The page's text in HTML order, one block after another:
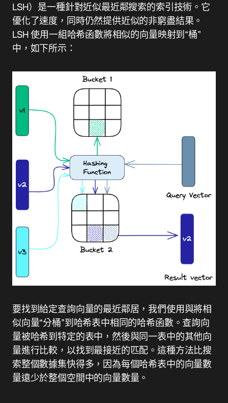
LSH）是一種針對近似最近鄰搜索的索引技術。它
優化了速度，同時仍然提供近似的非窮盡結果。
LSH 使用一組哈希函數將相似的向量映射到“桶”
中，如下所示：
要找到給定查詢向量的最近鄰居，我們使用與將相
似向量“分桶”到哈希表中相同的哈希函數。查詢向
量被哈希到特定的表中，然後與同一表中的其他向
量進行比較，以找到最接近的匹配。這種方法比搜
索整個數據集快得多，因為每個哈希表中的向量數
量遠少於整個空間中的向量數量。